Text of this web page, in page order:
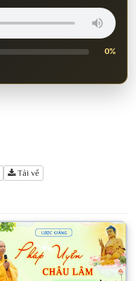
0%
Tải về